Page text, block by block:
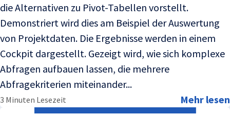
die Alternativen zu Pivot-Tabellen vorstellt.
Demonstriert wird dies am Beispiel der Auswertung
von Projektdaten. Die Ergebnisse werden in einem
Cockpit dargestellt. Gezeigt wird, wie sich komplexe
Abfragen aufbauen lassen, die mehrere
Abfragekriterien miteinander...
3 Minuten Lesezeit Mehr lesen